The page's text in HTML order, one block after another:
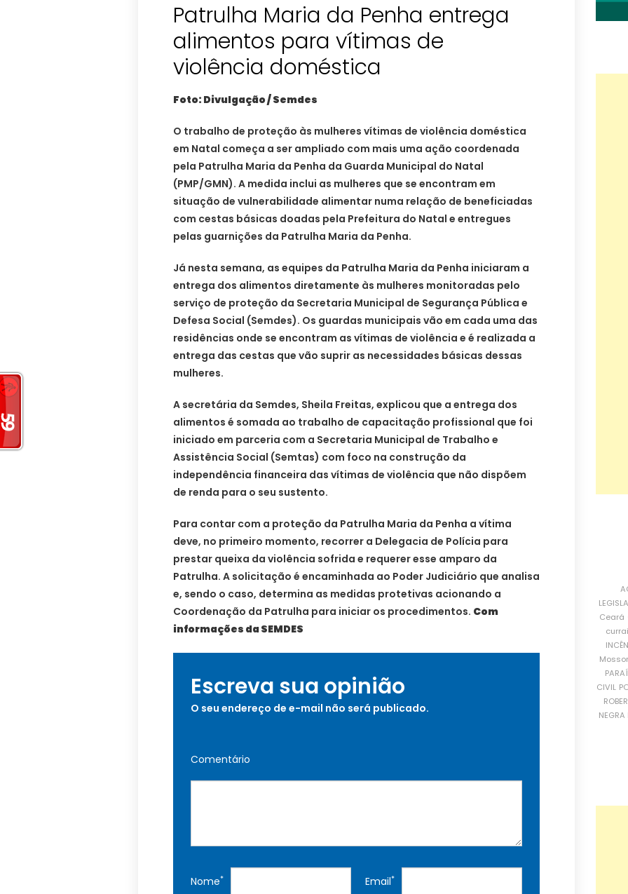
Patrulha Maria da Penha entrega
alimentos para vítimas de
violência doméstica
Foto: Divulgação / Semdes
O trabalho de proteção às mulheres vítimas de violência doméstica
em Natal começa a ser ampliado com mais uma ação coordenada
pela Patrulha Maria da Penha da Guarda Municipal do Natal
(PMP/GMN). A medida inclui as mulheres que se encontram em
situação de vulnerabilidade alimentar numa relação de beneficiadas
com cestas básicas doadas pela Prefeitura do Natal e entregues
pelas guarnições da Patrulha Maria da Penha.
Já nesta semana, as equipes da Patrulha Maria da Penha iniciaram a
entrega dos alimentos diretamente às mulheres monitoradas pelo
serviço de proteção da Secretaria Municipal de Segurança Pública e
Defesa Social (Semdes). Os guardas municipais vão em cada uma das
residências onde se encontram as vítimas de violência e é realizada a
entrega das cestas que vão suprir as necessidades básicas dessas
mulheres.
A secretária da Semdes, Sheila Freitas, explicou que a entrega dos
alimentos é somada ao trabalho de capacitação profissional que foi
iniciado em parceria com a Secretaria Municipal de Trabalho e
Assistência Social (Semtas) com foco na construção da
independência financeira das vítimas de violência que não dispõem
de renda para o seu sustento.
Para contar com a proteção da Patrulha Maria da Penha a vítima
deve, no primeiro momento, recorrer a Delegacia de Polícia para
prestar queixa da violência sofrida e requerer esse amparo da
Patrulha. A solicitação é encaminhada ao Poder Judiciário que analisa
e, sendo o caso, determina as medidas protetivas acionando a
Coordenação da Patrulha para iniciar os procedimentos. Com
informações da SEMDES
Escreva sua opinião
O seu endereço de e-mail não será publicado.
Comentário
Nome* Email*
Ceará
CIVIL
NEGRA